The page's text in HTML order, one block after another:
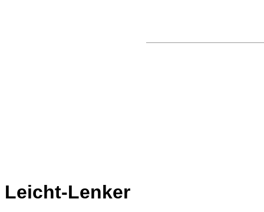
Leicht-Lenker